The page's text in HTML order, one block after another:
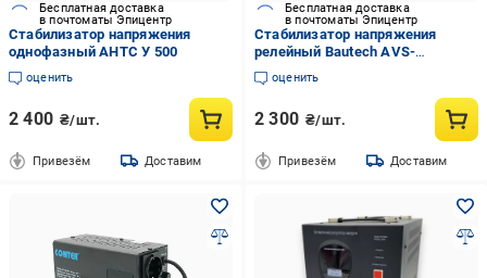
Бесплатная доставка
в почтоматы Эпицентр
Стабилизатор напряжения
однофазный АНТС У 500
оценить
2 400 ₴/шт.
Привезём Доставим
Бесплатная доставка
в почтоматы Эпицентр
Стабилизатор напряжения
релейный Bautech AVS-
R500VA/300W (36325635)
оценить
2 300 ₴/шт.
Привезём Доставим